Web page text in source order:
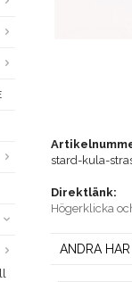
stard-kula-
Direktlänk:
Högerklicka
ANDRA